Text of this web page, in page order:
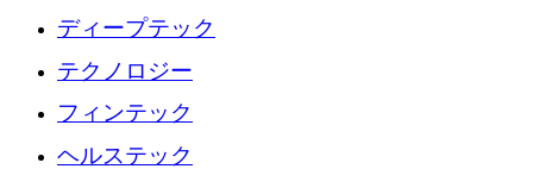
ディープテック
テクノロジー
フィンテック
ヘルステック